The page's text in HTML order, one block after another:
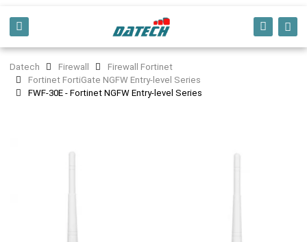
Datech Firewall
Firewall Fortinet
Fortinet FortiGate NGFW Entry-level Series
FWF-30E - Fortinet NGFW Entry-level Series